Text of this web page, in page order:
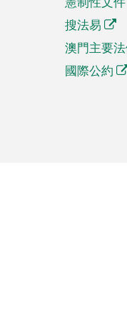
搜法易
澳門主要
國際公約